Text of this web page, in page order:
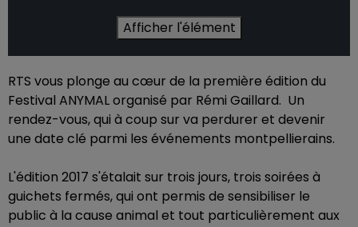
Afficher l'élément
RTS vous plonge au cœur de la première édition du
Festival ANYMAL organisé par Rémi Gaillard. Un
rendez-vous, qui à coup sur va perdurer et devenir
une date clé parmi les événements montpellierains.
L'édition 2017 s'étalait sur trois jours, trois soirées à
guichets fermés, qui ont permis de sensibiliser le
public à la cause animal et tout particulièrement aux